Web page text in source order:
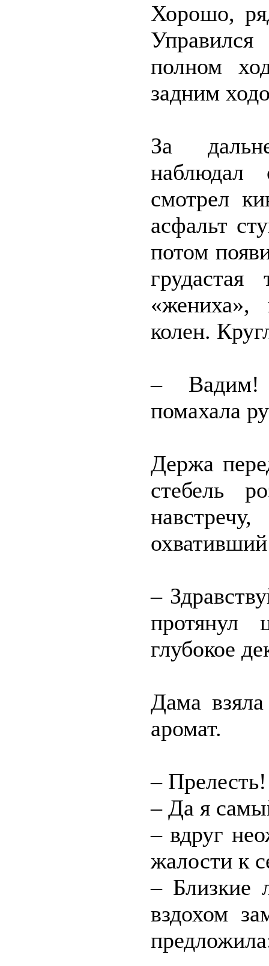
Хорошо,
полном
задним
За
наблюдал
смотрел
асфальт
потом
колен.
– Вадим!
помахала
Держа
стебель
–
протянул
глубокое
Дама взяла
аромат.
–
– Да я
– вдруг
жалости к
– Близкие
вздохом